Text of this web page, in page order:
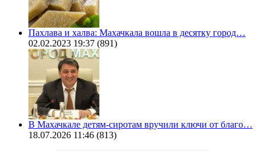
Пахлава и халва: Махачкала вошла в десятку город…
02.02.2023 19:37 (891)
В Махачкале детям-сиротам вручили ключи от благо…
18.07.2026 11:46 (813)